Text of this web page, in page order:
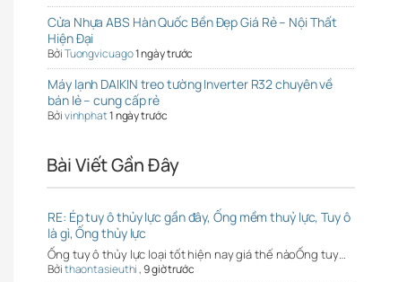
Cửa Nhựa ABS Hàn Quốc Bền Đẹp Giá Rẻ – Nội Thất
Hiện Đại
BởiTuongvicuago1 ngày trước
Máy lạnh DAIKIN treo tường Inverter R32 chuyên về
bán lẻ – cung cấp rẻ
Bởivinhphat1 ngày trước
Bài Viết Gần Đây
RE: Ép tuy ô thủy lực gần đây, Ống mềm thuỷ lực, Tuy ô
là gì, Ống thủy lực
Ống tuy ô thủy lực loại tốt hiện nay giá thế nàoỐng tuy…
Bởithaontasieuthi,9 giờ trước